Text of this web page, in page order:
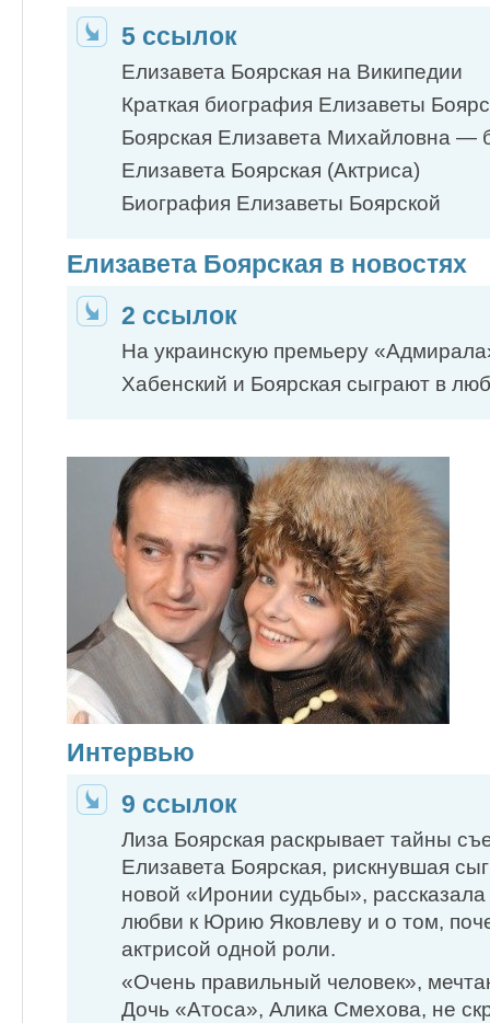
5 ссылок
Елизавета Боярская на Википедии
Краткая биография Елизаветы
Боярская Елизавета Михайловна —
Елизавета Боярская (Актриса)
Биография Елизаветы Боярской
Елизавета Боярская в новостях
2 ссылок
На украинскую премьеру
Хабенский и Боярская сыграют в
Интервью
9 ссылок
Лиза Боярская раскрывает тайны
Елизавета Боярская, рискнувшая
новой «Иронии судьбы»,
любви к Юрию Яковлеву и о том,
актрисой одной роли.
«Очень правильный человек»,
Дочь «Атоса», Алика Смехова, не